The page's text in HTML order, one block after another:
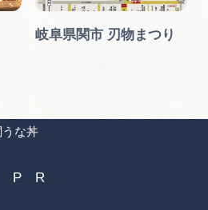
うな丼
岐阜県関市 刃物まつり